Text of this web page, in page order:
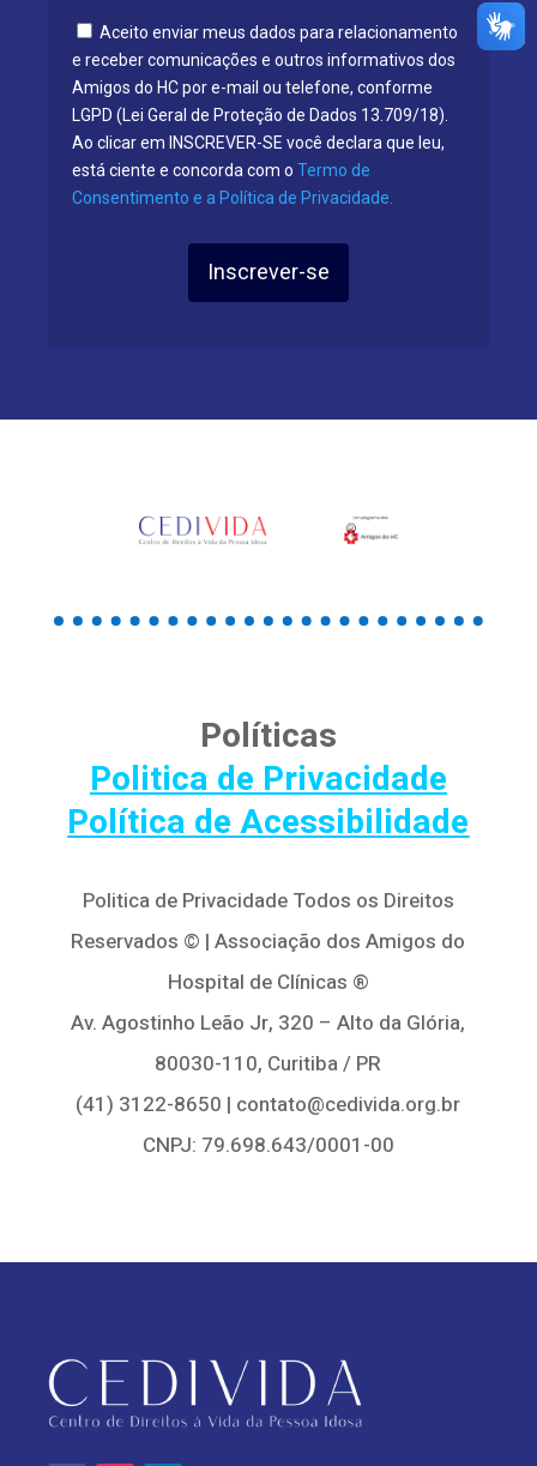
Aceito enviar meus dados para relacionamento
e receber comunicações e outros informativos dos
Amigos do HC por e-mail ou telefone, conforme
LGPD (Lei Geral de Proteção de Dados 13.709/18).
Ao clicar em INSCREVER-SE você declara que leu,
está ciente e concorda com o Termo de
Consentimento e a Política de Privacidade.
Inscrever-se
Políticas
Politica de Privacidade
Política de Acessibilidade
Politica de Privacidade Todos os Direitos
Reservados © | Associação dos Amigos do
Hospital de Clínicas ®
Av. Agostinho Leão Jr, 320 – Alto da Glória,
80030-110, Curitiba / PR
(41) 3122-8650 | contato@cedivida.org.br
CNPJ: 79.698.643/0001-00